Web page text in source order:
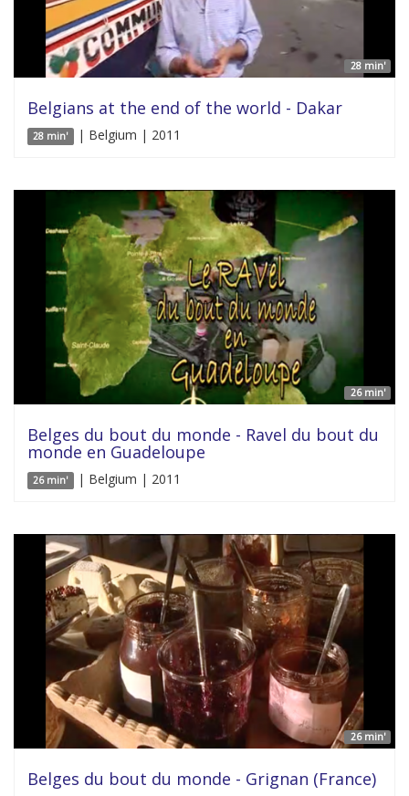
28 min'
Belgians at the end of the world - Dakar
28 min' | Belgium | 2011
26 min'
Belges du bout du monde - Ravel du bout du
monde en Guadeloupe
26 min' | Belgium | 2011
26 min'
Belges du bout du monde - Grignan (France)